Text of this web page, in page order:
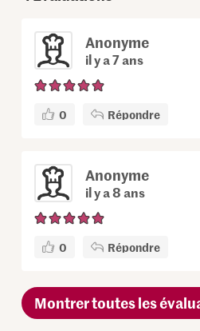
Anonyme
il y a 7 ans
0 Répondre
Anonyme
il y a 8 ans
0 Répondre
Montrer toutes les